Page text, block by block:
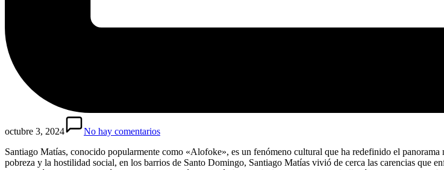
octubre 3, 2024
No hay comentarios
Santiago Matías, conocido popularmente como «Alofoke», es un fenómeno cultural que ha redefinido el
pobreza y la hostilidad social, en los barrios de Santo Domingo, Santiago Matías vivió de cerca las carencias que